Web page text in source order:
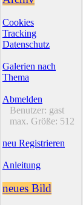
Cookies
Tracking
Datenschutz
Galerien nach
Thema
Abmelden
Benutzer: gast
max. Größe: 512
neu Registrieren
Anleitung
neues Bild